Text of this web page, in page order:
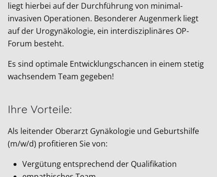
liegt hierbei auf der Durchführung von minimal-
invasiven Operationen. Besonderer Augenmerk liegt
auf der Urogynäkologie, ein interdisziplinäres OP-
Forum besteht.
Es sind optimale Entwicklungschancen in einem stetig
wachsendem Team gegeben!
Ihre Vorteile:
Als leitender Oberarzt Gynäkologie und Geburtshilfe
(m/w/d) profitieren Sie von:
Vergütung entsprechend der Qualifikation